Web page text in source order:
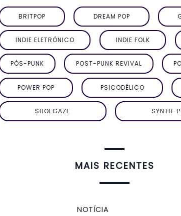
BRITPOP DREAM POP
INDIE ELETRÔNICO INDIE FOLK
PÓS-PUNK POST-PUNK REVIVAL
POWER POP PSICODÉLICO
SHOEGAZE SYNTH-
MAIS RECENTES
NOTÍCIA